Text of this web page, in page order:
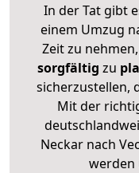
In der Tat gibt
einem Umzug
Zeit zu
sorgfältig zu
sicherzustellen,
Mit der
Neckar nach
werden